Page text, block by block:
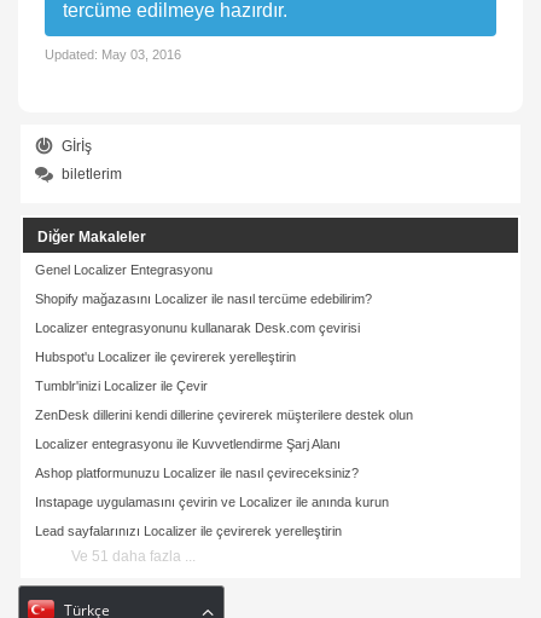
tercüme edilmeye hazırdır.
Updated: May 03, 2016
Gİrİş
biletlerim
Diğer Makaleler
Genel Localizer Entegrasyonu
Shopify mağazasını Localizer ile nasıl tercüme edebilirim?
Localizer entegrasyonunu kullanarak Desk.com çevirisi
Hubspot'u Localizer ile çevirerek yerelleştirin
Tumblr'inizi Localizer ile Çevir
ZenDesk dillerini kendi dillerine çevirerek müşterilere destek olun
Localizer entegrasyonu ile Kuvvetlendirme Şarj Alanı
Ashop platformunuzu Localizer ile nasıl çevireceksiniz?
Instapage uygulamasını çevirin ve Localizer ile anında kurun
Lead sayfalarınızı Localizer ile çevirerek yerelleştirin
Ve 51 daha fazla ...
Türkçe